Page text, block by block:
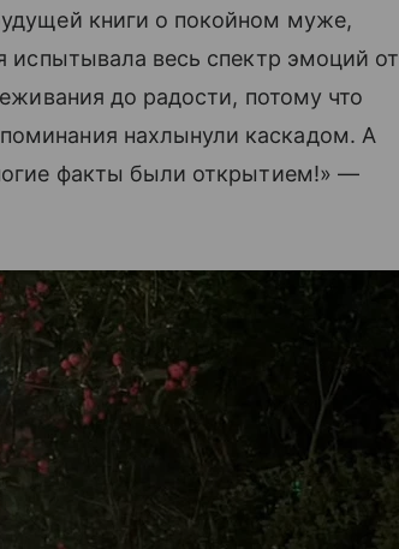
книги о покойном муже,
испытывала весь спектр эмоций от
до радости, потому что
нахлынули каскадом. А
факты были открытием!» —